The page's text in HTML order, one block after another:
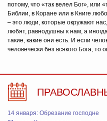
потому, что «так велел Бог», или
Библии, в Коране или в Книге
– это люди, которые окружают
любят, равнодушны к нам, а
такие, какие они есть. И если
человечески без всякого Бога, то
14 января: Обрезание господне